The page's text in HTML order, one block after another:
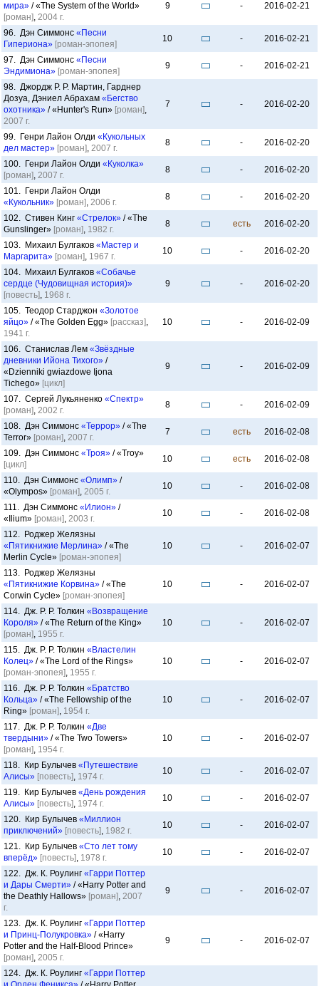
мира» / «The System of the World»
[роман], 2004 г.
9 - 2016-02-21
96. Дэн Симмонс «Песни
Гипериона» [роман-эпопея]
10 - 2016-02-21
97. Дэн Симмонс «Песни
Эндимиона» [роман-эпопея]
9 - 2016-02-21
98. Джордж Р. Р. Мартин, Гарднер
Дозуа, Дэниел Абрахам «Бегство
охотника» / «Hunter's Run» [роман],
2007 г.
7 - 2016-02-20
99. Генри Лайон Олди «Кукольных
дел мастер» [роман], 2007 г.
8 - 2016-02-20
100. Генри Лайон Олди «Куколка»
[роман], 2007 г.
8 - 2016-02-20
101. Генри Лайон Олди
«Кукольник» [роман], 2006 г.
8 - 2016-02-20
102. Стивен Кинг «Стрелок» / «The
Gunslinger» [роман], 1982 г.
8 есть 2016-02-20
103. Михаил Булгаков «Мастер и
Маргарита» [роман], 1967 г.
10 - 2016-02-20
104. Михаил Булгаков «Собачье
сердце (Чудовищная история)»
[повесть], 1968 г.
9 - 2016-02-20
105. Теодор Старджон «Золотое
яйцо» / «The Golden Egg» [рассказ],
1941 г.
10 - 2016-02-09
106. Станислав Лем «Звёздные
дневники Ийона Тихого» /
«Dzienniki gwiazdowe Ijona
Tichego» [цикл]
9 - 2016-02-09
107. Сергей Лукьяненко «Спектр»
[роман], 2002 г.
8 - 2016-02-09
108. Дэн Симмонс «Террор» / «The
Terror» [роман], 2007 г.
7 есть 2016-02-08
109. Дэн Симмонс «Троя» / «Troy»
[цикл]
10 есть 2016-02-08
110. Дэн Симмонс «Олимп» /
«Olympos» [роман], 2005 г.
10 - 2016-02-08
111. Дэн Симмонс «Илион» /
«Ilium» [роман], 2003 г.
10 - 2016-02-08
112. Роджер Желязны
«Пятикнижие Мерлина» / «The
Merlin Cycle» [роман-эпопея]
10 - 2016-02-07
113. Роджер Желязны
«Пятикнижие Корвина» / «The
Corwin Cycle» [роман-эпопея]
10 - 2016-02-07
114. Дж. Р. Р. Толкин «Возвращение
Короля» / «The Return of the King»
[роман], 1955 г.
10 - 2016-02-07
115. Дж. Р. Р. Толкин «Властелин
Колец» / «The Lord of the Rings»
[роман-эпопея], 1955 г.
10 - 2016-02-07
116. Дж. Р. Р. Толкин «Братство
Кольца» / «The Fellowship of the
Ring» [роман], 1954 г.
10 - 2016-02-07
117. Дж. Р. Р. Толкин «Две
твердыни» / «The Two Towers»
[роман], 1954 г.
10 - 2016-02-07
118. Кир Булычев «Путешествие
Алисы» [повесть], 1974 г.
10 - 2016-02-07
119. Кир Булычев «День рождения
Алисы» [повесть], 1974 г.
10 - 2016-02-07
120. Кир Булычев «Миллион
приключений» [повесть], 1982 г.
10 - 2016-02-07
121. Кир Булычев «Сто лет тому
вперёд» [повесть], 1978 г.
10 - 2016-02-07
122. Дж. К. Роулинг «Гарри Поттер
и Дары Смерти» / «Harry Potter and
the Deathly Hallows» [роман], 2007
г.
9 - 2016-02-07
123. Дж. К. Роулинг «Гарри Поттер
и Принц-Полукровка» / «Harry
Potter and the Half-Blood Prince»
[роман], 2005 г.
9 - 2016-02-07
124. Дж. К. Роулинг «Гарри Поттер